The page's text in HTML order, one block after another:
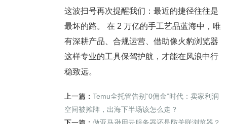
这波扫号再次提醒我们： 最近的捷径往往是
最坏的路。
在 2 万亿的手工艺品蓝海中，唯
有深耕产品、合规运营、借助像火豹浏览器
这样专业的工具保驾护航，才能在风浪中行
稳致远。
上一篇： Temu全托管告别“0佣金”时代：卖家利润
空间被摊牌，出海下半场该怎么走？